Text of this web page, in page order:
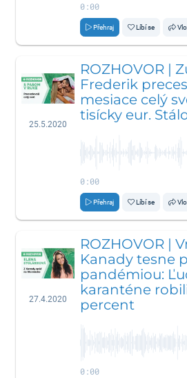
0:00
Přehraj Líbí se
25.5.2020
ROZHOVOR |
Frederik
mesiace celý
tisícky eur.
0:00
Přehraj Líbí se
27.4.2020
ROZHOVOR |
Kanady tesne
pandémiou:
karanténe
percent
0:00